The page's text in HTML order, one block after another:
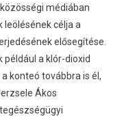
médiában
célja a
elősegítése.
a klór-dioxid
konteó továbbra is él,
Ákos